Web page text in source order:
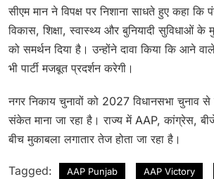
सीएम मान ने विपक्ष पर निशाना साधते हुए कहा कि
विकास, शिक्षा, स्वास्थ्य और बुनियादी सुविधाओं के
को समर्थन दिया है। उन्होंने दावा किया कि आने
भी पार्टी मजबूत प्रदर्शन करेगी।
नगर निकाय चुनावों को 2027 विधानसभा चुनाव
संकेत माना जा रहा है। राज्य में AAP, कांग्रेस,
बीच मुकाबला लगातार तेज होता जा रहा है।
Tagged: AAP Punjab AAP Victory